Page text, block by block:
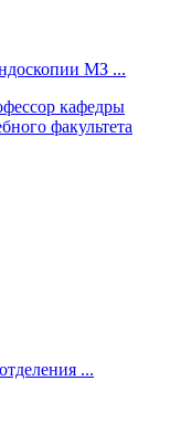
МЗ ...
кафедры
факультета
...